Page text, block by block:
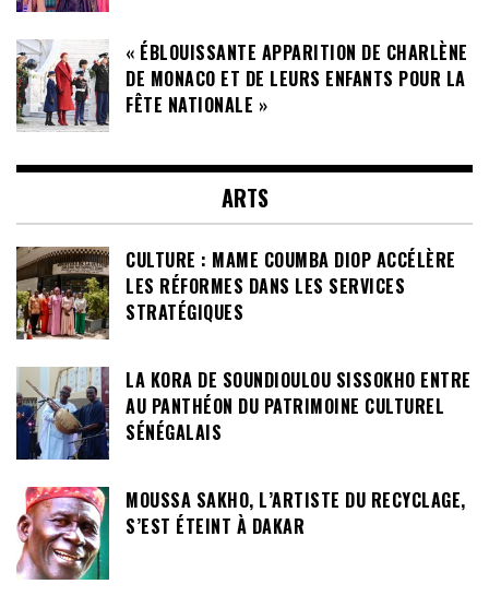
« ÉBLOUISSANTE APPARITION DE CHARLÈNE
DE MONACO ET DE LEURS ENFANTS POUR LA
FÊTE NATIONALE »
ARTS
CULTURE : MAME COUMBA DIOP ACCÉLÈRE
LES RÉFORMES DANS LES SERVICES
STRATÉGIQUES
LA KORA DE SOUNDIOULOU SISSOKHO ENTRE
AU PANTHÉON DU PATRIMOINE CULTUREL
SÉNÉGALAIS
MOUSSA SAKHO, L’ARTISTE DU RECYCLAGE,
S’EST ÉTEINT À DAKAR